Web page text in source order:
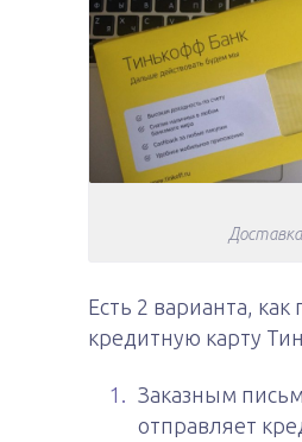
Есть 2 варианта, как
кредитную карту
Заказным
отправляет